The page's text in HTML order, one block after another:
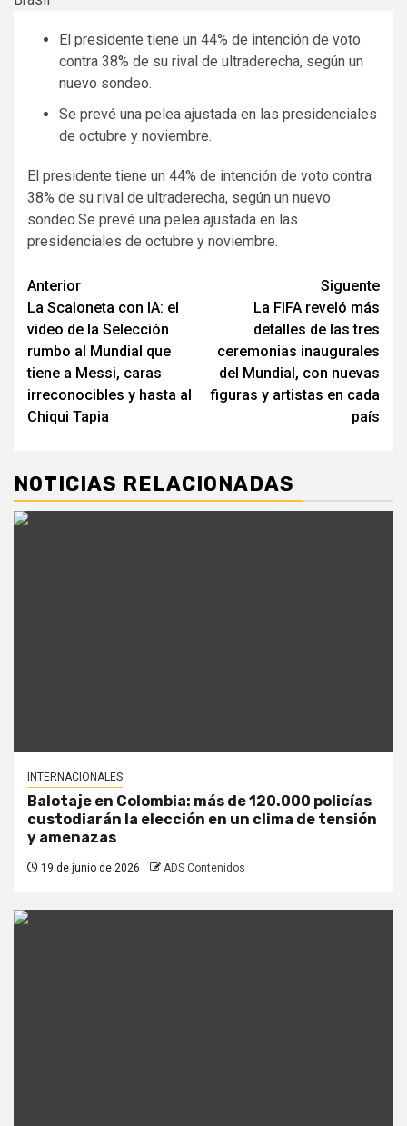
El presidente tiene un 44% de intención de voto
contra 38% de su rival de ultraderecha, según un
nuevo sondeo.
Se prevé una pelea ajustada en las presidenciales
de octubre y noviembre.
El presidente tiene un 44% de intención de voto contra
38% de su rival de ultraderecha, según un nuevo
sondeo.Se prevé una pelea ajustada en las
presidenciales de octubre y noviembre.
Navegación
de
entradas
Anterior
La Scaloneta con IA: el
video de la Selección
rumbo al Mundial que
tiene a Messi, caras
irreconocibles y hasta al
Chiqui Tapia
Siguente
La FIFA reveló más
detalles de las tres
ceremonias inaugurales
del Mundial, con nuevas
figuras y artistas en cada
país
NOTICIAS RELACIONADAS
INTERNACIONALES
Balotaje en Colombia: más de 120.000 policías
custodiarán la elección en un clima de tensión
y amenazas
19 de junio de 2026 ADS Contenidos